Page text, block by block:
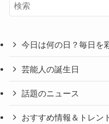
今日は何の日？毎日を
芸能人の誕生日
話題のニュース
おすすめ情報＆トレン